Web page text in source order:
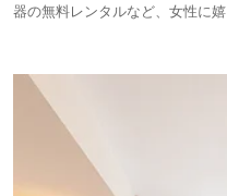
器の無料レンタルなど、女性に